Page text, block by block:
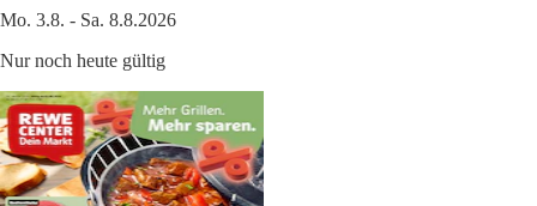
Mo. 3.8. - Sa. 8.8.2026
Nur noch heute gültig